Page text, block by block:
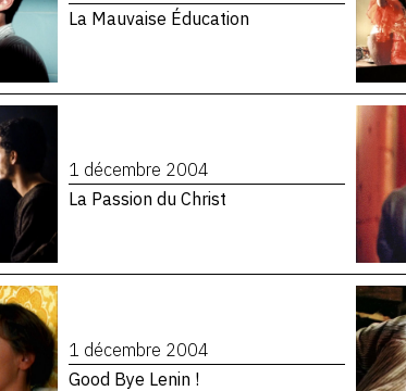
La Mauvaise Éducation
1 décembre 2004
La Passion du Christ
1 décembre 2004
Good Bye Lenin !